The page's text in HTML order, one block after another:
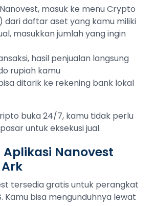
masuk ke menu Crypto
dari daftar aset yang kamu miliki
masukkan jumlah yang ingin
hasil penjualan langsung
rupiah kamu
ditarik ke rekening bank lokal
buka 24/7, kamu tidak perlu
untuk eksekusi jual.
Nanovest
tersedia gratis untuk perangkat
Kamu bisa mengunduhnya lewat